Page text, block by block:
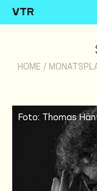
VTR
HOME /
Foto: Thomas